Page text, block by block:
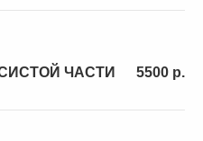
ЧАСТИ
5500 р.